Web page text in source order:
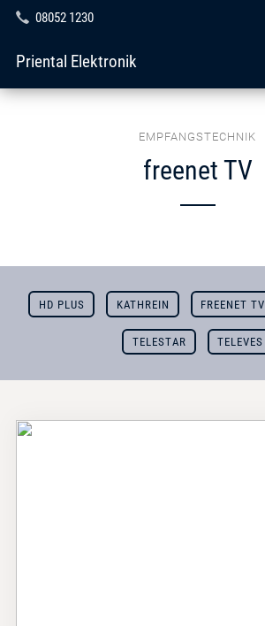
08052 1230
Priental Elektronik
EMPFANGSTECHNIK
freenet TV
HD PLUS KATHREIN FREENET TV
TELESTAR TELEVES